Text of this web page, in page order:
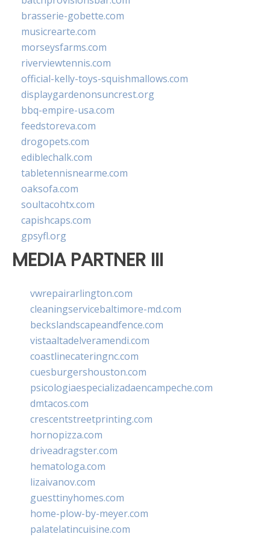
brasserie-gobette.com
musicrearte.com
morseysfarms.com
riverviewtennis.com
official-kelly-toys-squishmallows.com
displaygardenonsuncrest.org
bbq-empire-usa.com
feedstoreva.com
drogopets.com
ediblechalk.com
tabletennisnearme.com
oaksofa.com
soultacohtx.com
capishcaps.com
gpsyfl.org
MEDIA PARTNER III
vwrepairarlington.com
cleaningservicebaltimore-md.com
beckslandscapeandfence.com
vistaaltadelveramendi.com
coastlinecateringnc.com
cuesburgershouston.com
psicologiaespecializadaencampeche.com
dmtacos.com
crescentstreetprinting.com
hornopizza.com
driveadragster.com
hematologa.com
lizaivanov.com
guesttinyhomes.com
home-plow-by-meyer.com
palatelatincuisine.com